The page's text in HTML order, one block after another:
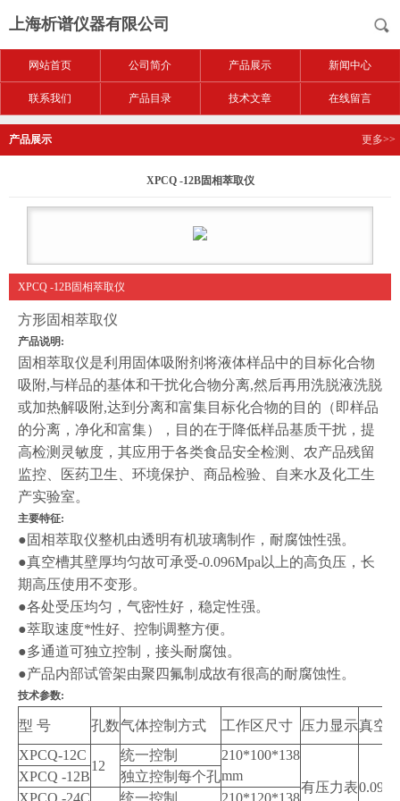
上海析谱仪器有限公司
网站首页 公司简介 产品展示 新闻中心
联系我们 产品目录 技术文章 在线留言
产品展示 更多>>
XPCQ -12B固相萃取仪
XPCQ -12B固相萃取仪
方形固相萃取仪
产品说明:
固相萃取仪是利用固体吸附剂将液体样品中的目标化合物
吸附,与样品的基体和干扰化合物分离,然后再用洗脱液洗脱
或加热解吸附,达到分离和富集目标化合物的目的（即样品
的分离，净化和富集），目的在于降低样品基质干扰，提
高检测灵敏度，其应用于各类食品安全检测、农产品残留
监控、医药卫生、环境保护、商品检验、自来水及化工生
产实验室。
主要特征:
●固相萃取仪整机由透明有机玻璃制作，耐腐蚀性强。
●真空槽其壁厚均匀故可承受-0.096Mpa以上的高负压，长
期高压使用不变形。
●各处受压均匀，气密性好，稳定性强。
●萃取速度*性好、控制调整方便。
●多通道可独立控制，接头耐腐蚀。
●产品内部试管架由聚四氟制成故有很高的耐腐蚀性。
技术参数:
型 号 孔数气体控制方式 工作区尺寸 压力显示真空
XPCQ-12C
12
统一控制
210*100*138
mm
有压力表
XPCQ -12B
独立控制每个孔
XPCQ -24C
统一控制 210*120*138